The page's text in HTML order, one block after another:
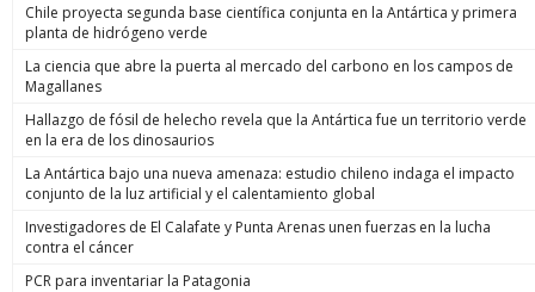
Chile proyecta segunda base científica conjunta en la Antártica y primera
planta de hidrógeno verde
La ciencia que abre la puerta al mercado del carbono en los campos de
Magallanes
Hallazgo de fósil de helecho revela que la Antártica fue un territorio verde
en la era de los dinosaurios
La Antártica bajo una nueva amenaza: estudio chileno indaga el impacto
conjunto de la luz artificial y el calentamiento global
Investigadores de El Calafate y Punta Arenas unen fuerzas en la lucha
contra el cáncer
PCR para inventariar la Patagonia